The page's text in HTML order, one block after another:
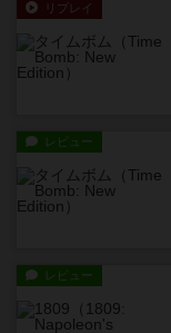
リプレイ
レビュー
レビュー